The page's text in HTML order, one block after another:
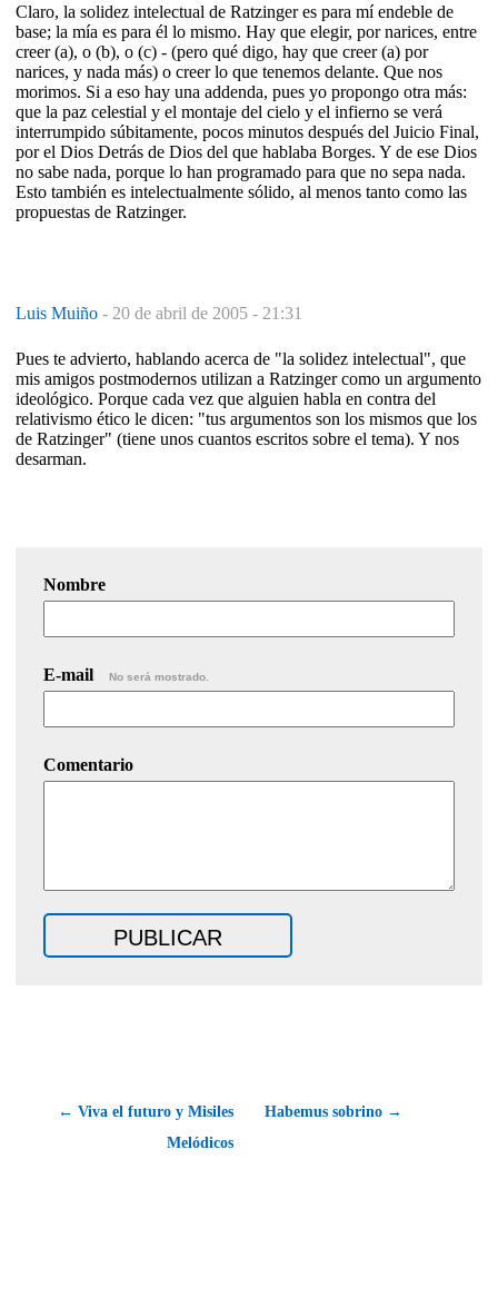
Claro, la solidez intelectual de Ratzinger es para mí endeble de
base; la mía es para él lo mismo. Hay que elegir, por narices, entre
creer (a), o (b), o (c) - (pero qué digo, hay que creer (a) por
narices, y nada más) o creer lo que tenemos delante. Que nos
morimos. Si a eso hay una addenda, pues yo propongo otra más:
que la paz celestial y el montaje del cielo y el infierno se verá
interrumpido súbitamente, pocos minutos después del Juicio Final,
por el Dios Detrás de Dios del que hablaba Borges. Y de ese Dios
no sabe nada, porque lo han programado para que no sepa nada.
Esto también es intelectualmente sólido, al menos tanto como las
propuestas de Ratzinger.
Luis Muiño - 20 de abril de 2005 - 21:31
Pues te advierto, hablando acerca de "la solidez intelectual", que
mis amigos postmodernos utilizan a Ratzinger como un argumento
ideológico. Porque cada vez que alguien habla en contra del
relativismo ético le dicen: "tus argumentos son los mismos que los
de Ratzinger" (tiene unos cuantos escritos sobre el tema). Y nos
desarman.
Nombre
E-mail No será mostrado.
Comentario
← Viva el futuro y Misiles
Melódicos
Habemus sobrino →